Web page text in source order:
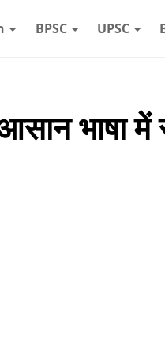
BPSC UPSC
भाषा में